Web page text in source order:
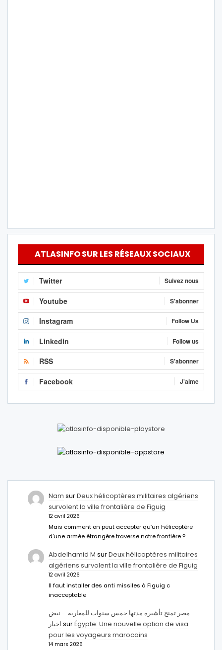
ATLASINFO SUR LES RÉSEAUX SOCIAUX
Twitter Suivez nous
Youtube S'abonner
Instagram Follow Us
Linkedin Follow us
RSS S'abonner
Facebook J'aime
Nam surDeux hélicoptères militaires algériens
survolent la ville frontalière de Figuig
12 avril 2026
Mais comment on peut accepter qu’un hélicoptère
d’une armée étrangère traverse notre frontière ?
Abdelhamid M surDeux hélicoptères militaires
algériens survolent la ville frontalière de Figuig
12 avril 2026
Il faut installer des anti missiles à Figuig c
inacceptable
مصر تمنح تأشيرة مدتها خمس سنوات للمغاربة – نبض
اخبار surÉgypte: Une nouvelle option de visa
pour les voyageurs marocains
14 mars 2026